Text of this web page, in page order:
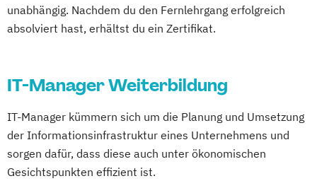
unabhängig. Nachdem du den Fernlehrgang erfolgreich
absolviert hast, erhältst du ein Zertifikat.
IT-Manager Weiterbildung
IT-Manager kümmern sich um die Planung und Umsetzung
der Informationsinfrastruktur eines Unternehmens und
sorgen dafür, dass diese auch unter ökonomischen
Gesichtspunkten effizient ist.